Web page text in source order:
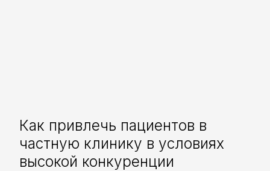
Как привлечь пациентов в
частную клинику в условиях
высокой конкуренции